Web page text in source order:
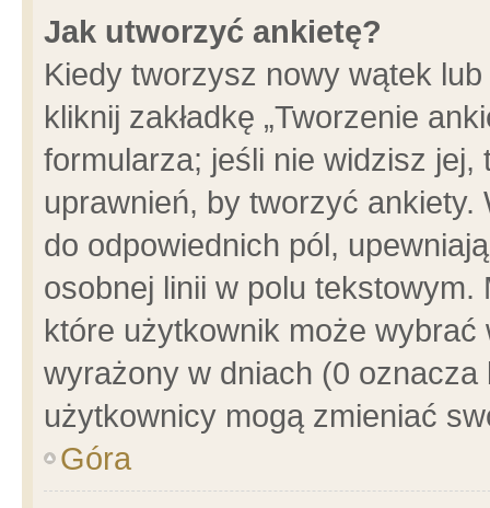
Jak utworzyć ankietę?
Kiedy tworzysz nowy wątek
kliknij zakładkę „Tworzenie
formularza; jeśli nie widzisz
uprawnień, by tworzyć ankiety.
do odpowiednich pól,
osobnej linii w polu
które użytkownik może
wyrażony w dniach (0
użytkownicy mogą zmieniać
Góra